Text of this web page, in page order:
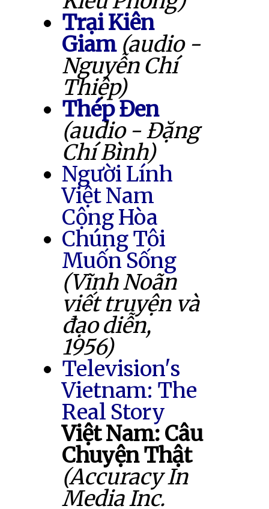
Trại Kiên
Giam (audio -
Nguyễn Chí
Thiệp)
Thép Đen
(audio - Đặng
Chí Bình)
Người Lính
Việt Nam
Cộng Hòa
Chúng Tôi
Muốn Sống
(Vĩnh Noãn
viết truyện và
đạo diễn,
1956)
Television's
Vietnam: The
Real Story
Việt Nam: Câu
Chuyện Thật
(Accuracy In
Media Inc.